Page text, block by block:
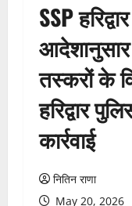
SSP
तस्करों के
हरिद्वार
कार्रवाई
नितिन राणा
May 20, 2026